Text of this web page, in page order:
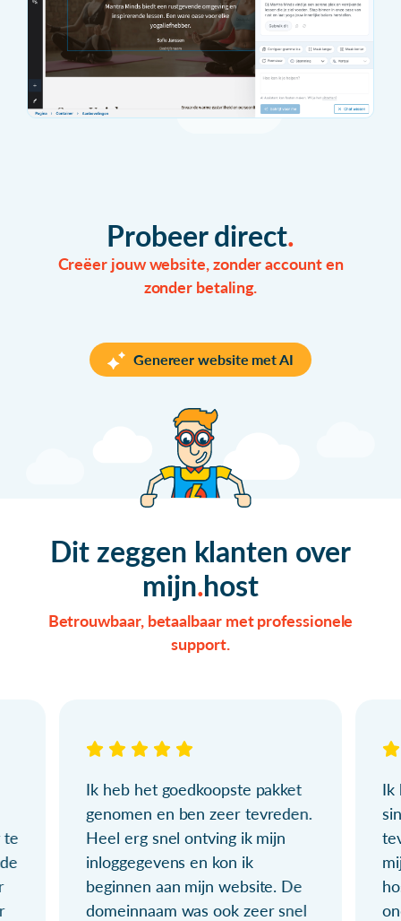
Probeer direct
Creëer jouw website, zonder account en
zonder betaling.
Genereer website met AI
Dit zeggen klanten over
mijn host
Betrouwbaar, betaalbaar met professionele
support.
te
Ik heb het goedkoopste pakket
genomen en ben zeer tevreden.
Heel erg snel ontving ik mijn
inloggegevens en kon ik
beginnen aan mijn website. De
domeinnaam was ook zeer snel
Ik